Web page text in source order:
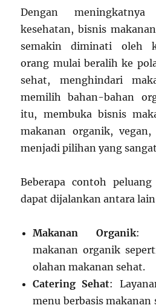
Dengan
kesehatan, bisnis
semakin diminati oleh
orang mulai beralih ke
sehat, menghindari
memilih bahan-bahan
itu, membuka bisnis
makanan organik,
menjadi pilihan yang
Beberapa contoh
dapat dijalankan antara
Makanan Organik:
makanan organik
olahan makanan sehat.
Catering Sehat:
menu berbasis makanan